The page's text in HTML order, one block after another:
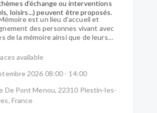
est un lieu d’accueil et
des personnes vivant avec
de la mémoire ainsi que de leurs
permettant de se rencontrer,
climat de
psychologue et une équipe de
l’accueil. Lors des séances
available
2026 08:00 - 14:00
De Pont Menou, 22310 Plestin-les-
France